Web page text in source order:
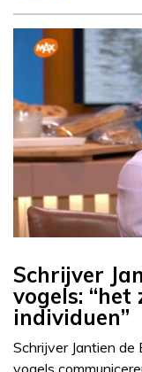
Schrijver
vogels:
individuen”
Schrijver Jantien